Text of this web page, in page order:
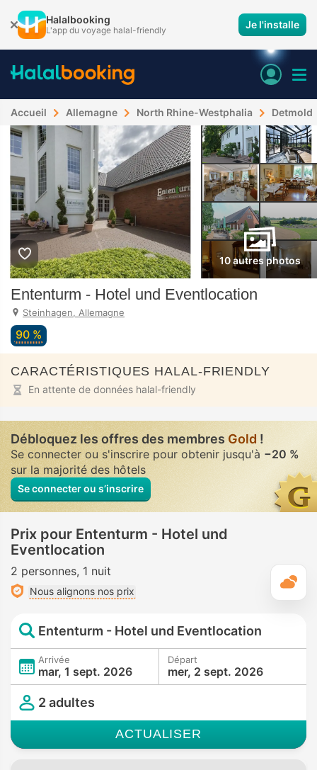
Halalbooking
L'app du voyage halal-friendly Je l'installe
Accueil Allemagne North Rhine-Westphalia Detmold
10 autres photos
Ententurm - Hotel und Eventlocation
Steinhagen, Allemagne
90 %
CARACTÉRISTIQUES HALAL-FRIENDLY
En attente de données halal-friendly
Débloquez les offres des membres Gold !
Se connecter ou s'inscrire pour obtenir jusqu'à −20 %
sur la majorité des hôtels
Se connecter ou s’inscrire
Prix pour Ententurm - Hotel und
Eventlocation
2 personnes 1 nuit
Nous alignons nos prix
Ententurm - Hotel und Eventlocation
Arrivée
mar, 1 sept. 2026
Départ
mer, 2 sept. 2026
2 adultes
ACTUALISER